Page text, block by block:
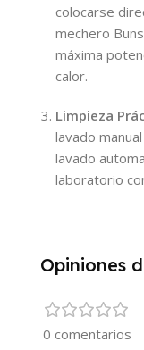
colocarse
mechero
máxima
calor.
Limpieza
lavado
lavado
laboratorio
Opiniones
0 comentarios